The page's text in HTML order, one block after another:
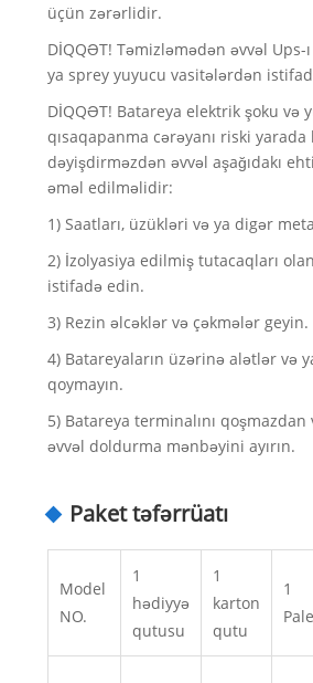
üçün zərərlidir.
DİQQƏT! Təmizləmədən əvvəl Ups-ı
ya sprey yuyucu vasitələrdən
DİQQƏT! Batareya elektrik şoku və
qısaqapanma cərəyanı riski
dəyişdirməzdən əvvəl aşağıdakı
əməl edilməlidir:
1) Saatları, üzükləri və ya digər
2) İzolyasiya edilmiş tutacaqları
istifadə edin.
3) Rezin əlcəklər və çəkmələr geyin.
4) Batareyaların üzərinə alətlər və
qoymayın.
5) Batareya terminalını qoşmazdan
əvvəl doldurma mənbəyini ayırın.
Paket təfərrüatı
Model
NO.
1
hədiyyə
qutusu
1
karton
qutu
1